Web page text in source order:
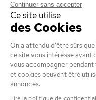
MENTIONS LÉGALES
Achetez
Continuer sans accepter
Ce site utilise
des Cookies
On a attendu d'être sûrs
ce site vous intéresse avant
vous accompagner pendant
et cookies peuvent être
annonces.